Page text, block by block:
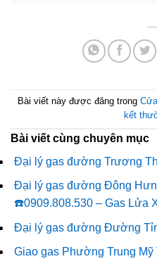
Bài viết này được đăng trong
kết
Bài viết cùng chuyên mục
Đại lý gas đường Trương
Đại lý gas đường Đông
☎️0909.808.530 – Gas Lửa
Đại lý gas đường Đường
Giao gas Phường Trung Mỹ